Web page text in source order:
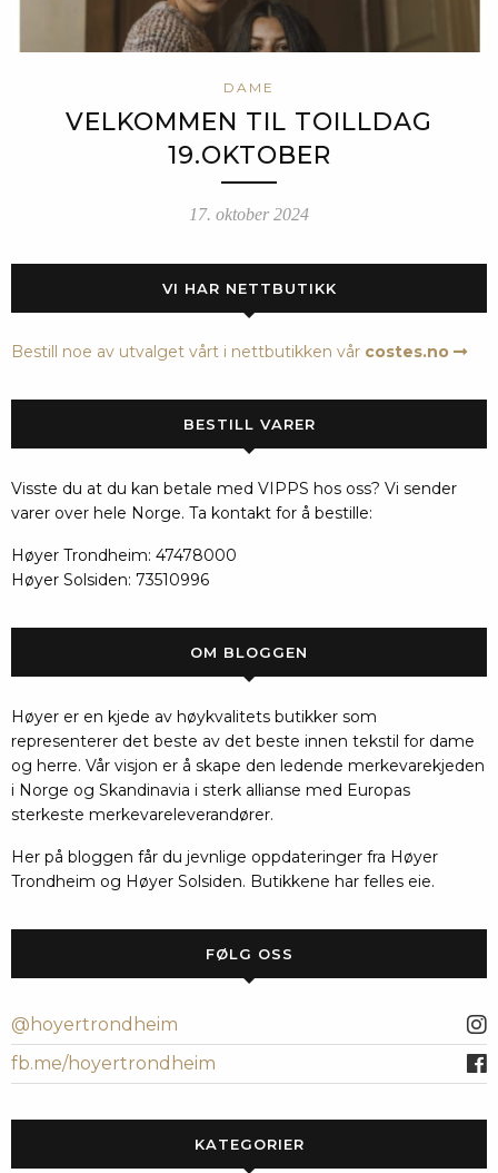
DAME
VELKOMMEN TIL TOILLDAG
19.OKTOBER
17. oktober 2024
VI HAR NETTBUTIKK
Bestill noe av utvalget vårt i nettbutikken vår costes.no
BESTILL VARER
Visste du at du kan betale med VIPPS hos oss? Vi sender
varer over hele Norge. Ta kontakt for å bestille:
Høyer Trondheim: 47478000
Høyer Solsiden: 73510996
OM BLOGGEN
Høyer er en kjede av høykvalitets butikker som
representerer det beste av det beste innen tekstil for dame
og herre. Vår visjon er å skape den ledende merkevarekjeden
i Norge og Skandinavia i sterk allianse med Europas
sterkeste merkevareleverandører.
Her på bloggen får du jevnlige oppdateringer fra Høyer
Trondheim og Høyer Solsiden. Butikkene har felles eie.
FØLG OSS
@hoyertrondheim
fb.me/hoyertrondheim
KATEGORIER